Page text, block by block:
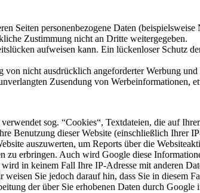
Seiten personenbezogene Daten
Zustimmung nicht an Dritte weitergegeben.
aufweisen kann. Ein lückenloser Schutz
nicht ausdrücklich angeforderter Werbung
Zusendung von Werbeinformationen,
sog. “Cookies“, Textdateien, die auf
Benutzung dieser Website (einschließlich Ihrer
auszuwerten, um Reports über die
erbringen. Auch wird Google diese
in keinem Fall Ihre IP-Adresse mit anderen
Sie jedoch darauf hin, dass Sie in diesem
der über Sie erhobenen Daten durch Google